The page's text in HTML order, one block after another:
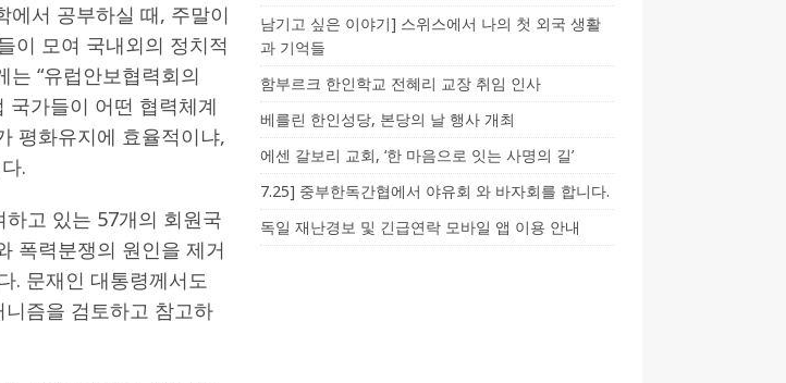
에서 공부하실 때, 주말이
이 모여 국내외의 정치적
“유럽안보협력회의
국가들이 어떤 협력체계
평화유지에 효율적이냐,
.
고 있는 57개의 회원국
폭력분쟁의 원인을 제거
. 문재인 대통령께서도
즘을 검토하고 참고하
남기고 싶은 이야기] 스위스에서 나의 첫 외국 생활
과 기억들
함부르크 한인학교 전혜리 교장 취임 인사
베를린 한인성당, 본당의 날 행사 개최
에센 갈보리 교회, ‘한 마음으로 잇는 사명의 길’
7.25] 중부한독간협에서 야유회 와 바자회를 합니다.
독일 재난경보 및 긴급연락 모바일 앱 이용 안내